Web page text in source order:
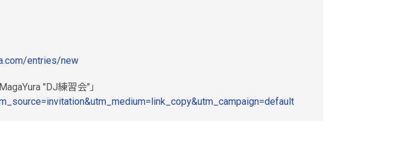
entries/new
"DJ練習会"」